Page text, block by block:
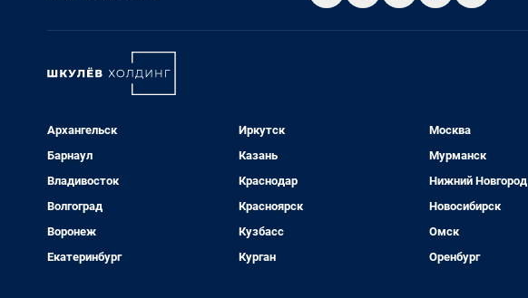
Архангельск
Барнаул
Владивосток
Волгоград
Воронеж
Екатеринбург
Иркутск
Казань
Краснодар
Красноярск
Кузбасс
Курган
Москва
Мурманск
Нижний Новгород
Новосибирск
Омск
Оренбург